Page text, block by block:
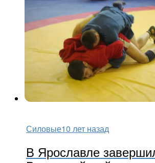
Силовые10 лет назад
В Ярославле